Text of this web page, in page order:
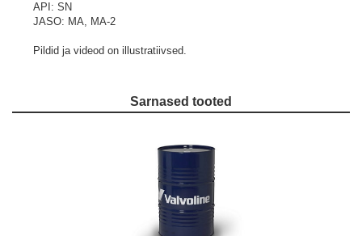
API: SN
JASO: MA, MA-2
Pildid ja videod on illustratiivsed.
Sarnased tooted